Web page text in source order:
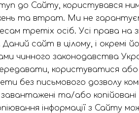
до Сайту, користувався
та втрат. Ми не
третіх осіб. Усі права
Даний сайт в цілому, і
чинного законодавства
користуватися або
без письмового дозволу
та/або
інформації з Сайту